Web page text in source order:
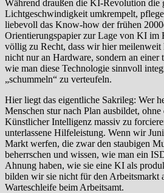
Während draußen die KI-Revolution die
Lichtgeschwindigkeit umkrempelt,
liebevoll das Know-how der frühen
Orientierungspapier zur Lage von KI im
völlig zu Recht, dass wir hier
nicht nur an Hardware, sondern an einer
wie man diese Technologie sinnvoll
„schummeln“ zu verteufeln.
Hier liegt das eigentliche Sakrileg: Wer
Menschen stur nach Plan ausbildet,
Künstlicher Intelligenz massiv zu
unterlassene Hilfeleistung. Wenn wir
Markt werfen, die zwar den staubigen
beherrschen und wissen, wie man ein
Ahnung haben, wie sie eine KI als
bilden wir sie nicht für den Arbeitsmarkt
Warteschleife beim Arbeitsamt.